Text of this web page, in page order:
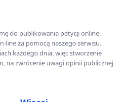
do publikowania petycji online.
line za pomocą naszego serwisu.
każdego dnia, więc stworzenie
na zwrócenie uwagi opinii publicznej